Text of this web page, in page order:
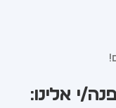
י אלינו: